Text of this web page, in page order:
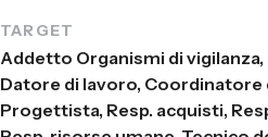
TARGET
Addetto Organismi di
Datore di lavoro, Coordinatore
Progettista, Resp. acquisti,